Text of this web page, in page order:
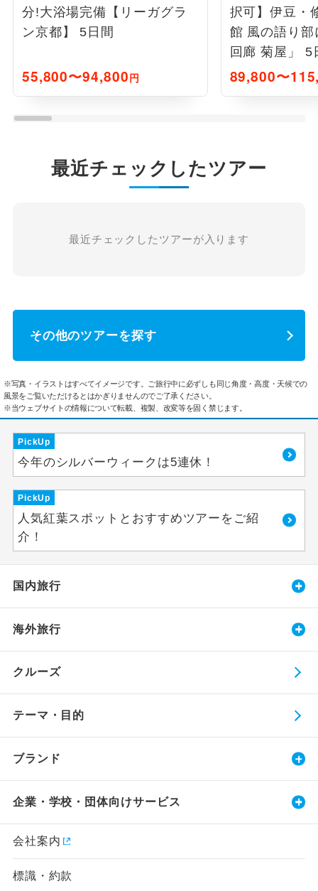
分!大浴場完備【リーガグラ
ン京都】 5日間
55,800〜94,800円
択可】伊豆・
館 風の語り
回廊 菊屋」 5
89,800〜
最近チェックしたツアー
最近チェックしたツアーが入ります
その他のツアーを探す
※写真・イラストはすべてイメージです。ご旅行中に必ずしも同じ角度・高度・天候での
風景をご覧いただけるとはかぎりませんのでご了承ください。
※当ウェブサイトの情報について転載、複製、改変等を固く禁じます。
PickUp
今年のシルバーウィークは5連休！
PickUp
人気紅葉スポットとおすすめツアーをご紹
介！
国内旅行
海外旅行
クルーズ
テーマ・目的
ブランド
企業・学校・団体向けサービス
会社案内
標識・約款